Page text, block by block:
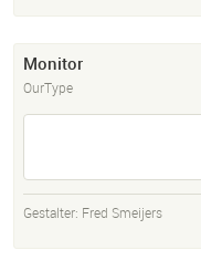
Monitor
OurType
Gestalter: Fred Smeijers